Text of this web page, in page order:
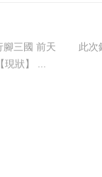
洗馬池1處三國文化遺址、遺跡。茲介紹如下： 趙雲洗馬池 【地理位置】 行政屬地：成都市錦江區竹林巷62號和平街小學。 【現狀】 ...